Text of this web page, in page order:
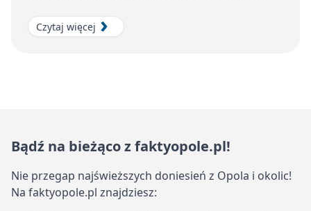
Czytaj więcej
Bądź na bieżąco z faktyopole.pl!
Nie przegap najświeższych doniesień z Opola i okolic!
Na faktyopole.pl znajdziesz: